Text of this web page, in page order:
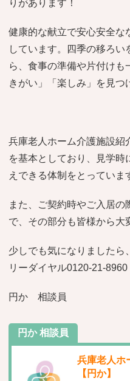
りがあります！
健康的な献立で安心安全な
しています。四季の移ろ
ら、食事の準備や片付けも
きがい」「楽しみ」を見つ
兵庫老人ホーム介護施設紹
を基本としており、見学
えできる体制をとっていま
また、ご契約時やご入居
で、その部分も皆様から大
少しでも気になりましたら
リーダイヤル0120-21-8960
円か 相談員
円か 相談員
兵庫老人ホ
【円か】